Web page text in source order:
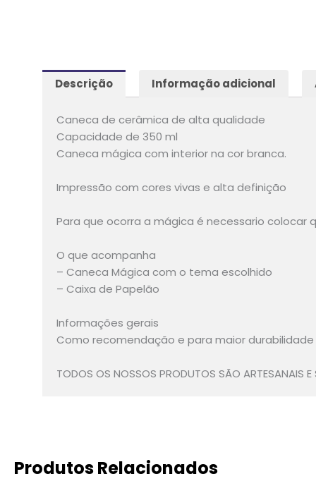
Descrição Informação adicional
Caneca de cerâmica de alta qualidade
Capacidade de 350 ml
Caneca mágica com interior na cor branca.
Impressão com cores vivas e alta definição
Para que ocorra a mágica é necessario
O que acompanha
– Caneca Mágica com o tema escolhido
– Caixa de Papelão
Informações gerais
Como recomendação e para maior
TODOS OS NOSSOS PRODUTOS SÃO ARTESANAIS
Produtos Relacionados